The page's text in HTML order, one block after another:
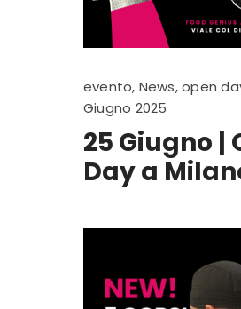
evento, News,open
Giugno 2025
25 Giugno |
Day a